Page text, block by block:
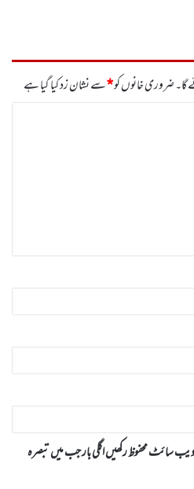
ضروری خانوں کو*سے نشان زد کیا گیا ہے
سائٹ محفوظ رکھیں اگلی بار جب میں تبصرہ